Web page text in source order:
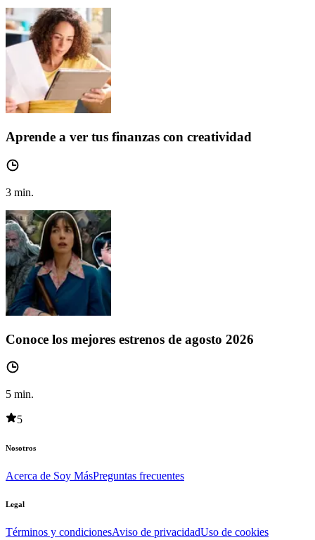
Aprende a ver tus finanzas con creatividad
3 min.
Conoce los mejores estrenos de agosto 2026
5 min.
5
Nosotros
Acerca de Soy MásPreguntas frecuentes
Legal
Términos y condicionesAviso de privacidadUso de cookies